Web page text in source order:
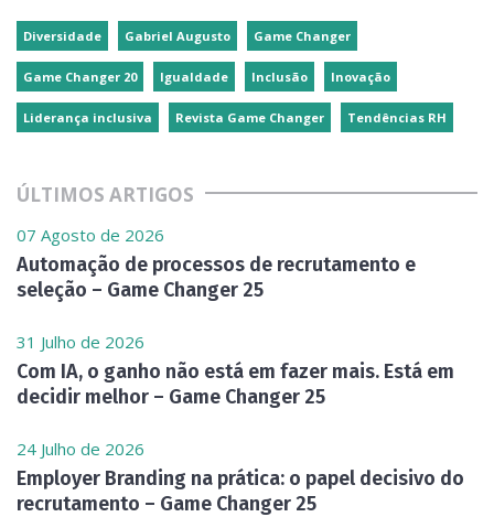
Diversidade Gabriel Augusto Game Changer
Game Changer 20 Igualdade Inclusão Inovação
Liderança inclusiva Revista Game Changer Tendências RH
ÚLTIMOS ARTIGOS
07 Agosto de 2026
Automação de processos de recrutamento e
seleção – Game Changer 25
31 Julho de 2026
Com IA, o ganho não está em fazer mais. Está em
decidir melhor – Game Changer 25
24 Julho de 2026
Employer Branding na prática: o papel decisivo do
recrutamento – Game Changer 25